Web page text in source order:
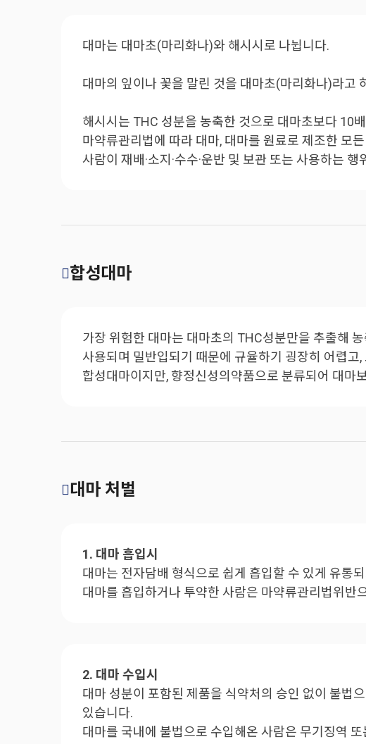
대마는 대마초(마리화나)와 해시시로 나뉩니다.
대마의 잎이나 꽃을 말린 것을 대마초(마리화나)라고
해시시는 THC 성분을 농축한 것으로 대마초보다 10
마약류관리법에 따라 대마, 대마를 원료로 제조한 모
사람이 재배·소지·수수·운반 및 보관 또는 사용하는
합성대마
가장 위험한 대마는 대마초의 THC성분만을 추출해
사용되며 밀반입되기 때문에 규율하기 굉장히 어렵
합성대마이지만, 향정신성의약품으로 분류되어 대마
대마 처벌
1. 대마 흡입시
대마는 전자담배 형식으로 쉽게 흡입할 수 있게 유통
대마를 흡입하거나 투약한 사람은 마약류관리법위반
2. 대마 수입시
대마 성분이 포함된 제품을 식약처의 승인 없이 불법
있습니다.
대마를 국내에 불법으로 수입해온 사람은 무기징역